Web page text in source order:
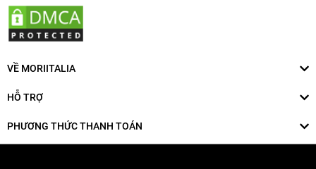
VỀ MORIITALIA
HỖ TRỢ
PHƯƠNG THỨC THANH TOÁN